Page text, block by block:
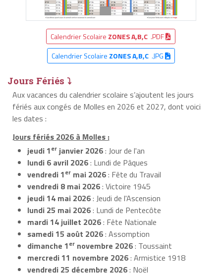
Calendrier Scolaire ZONES A,B,C .PDF
Calendrier Scolaire ZONES A,B,C.JPG
Jours Fériés ⤵
Aux vacances du calendrier scolaire s’ajoutent les jours
fériés aux congés de Molles en 2026 et 2027, dont voici
les dates :
Jours fériés 2026 à Molles :
jeudi 1er janvier 2026: Jour de l'an
lundi 6 avril 2026: Lundi de Pâques
vendredi 1er mai 2026: Fête du Travail
vendredi 8 mai 2026: Victoire 1945
jeudi 14 mai 2026: Jeudi de l'Ascension
lundi 25 mai 2026: Lundi de Pentecôte
mardi 14 juillet 2026: Fête Nationale
samedi 15 août 2026: Assomption
dimanche 1er novembre 2026: Toussaint
mercredi 11 novembre 2026: Armistice 1918
vendredi 25 décembre 2026: Noël